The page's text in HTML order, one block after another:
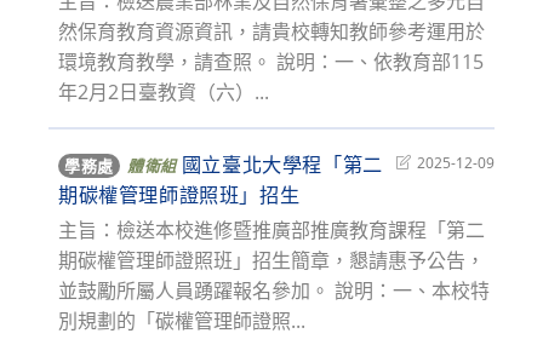
然保育教育資源資訊，請貴校轉知教師參考運用於
環境教育教學，請查照。 說明：一、依教育部115
年2月2日臺教資（六）...
學務處 體衛組 國立臺北大學程「第二
期碳權管理師證照班」招生
Post
modified:
2025-12-09
主旨：檢送本校進修暨推廣部推廣教育課程「第二
期碳權管理師證照班」招生簡章，懇請惠予公告，
並鼓勵所屬人員踴躍報名參加。 說明：一、本校特
別規劃的「碳權管理師證照...